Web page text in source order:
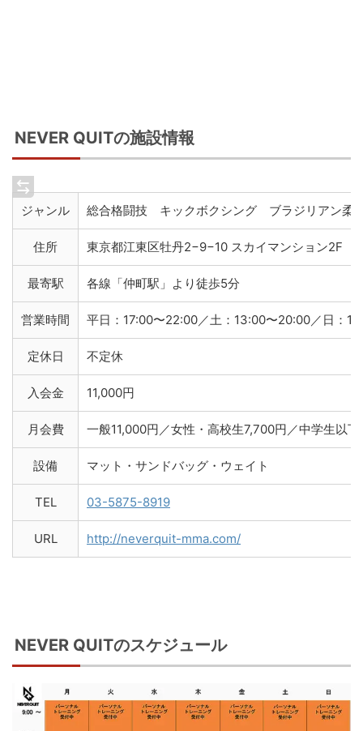
NEVER QUITの施設情報
ジャンル 総合格闘技 キックボクシング ブラジリアン柔
住所 東京都江東区牡丹2−9−10 スカイマンション2F
最寄駅 各線「仲町駅」より徒歩5分
営業時間 平日：17:00〜22:00／土：13:00〜20:00／日：
定休日 不定休
入会金 11,000円
月会費 一般11,000円／女性・高校生7,700円／中学生以
設備 マット・サンドバッグ・ウェイト
TEL 03-5875-8919
URL http://neverquit-mma.com/
NEVER QUITのスケジュール